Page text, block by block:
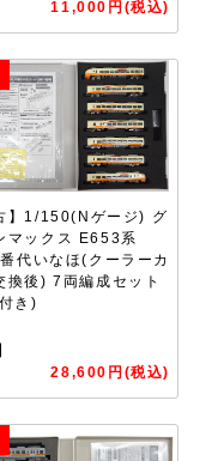
11,000円(税込)
】1/150(Nゲージ) グ
マックス E653系
代いなほ(クーラーカ
換後) 7両編成セット
き)
28,600円(税込)